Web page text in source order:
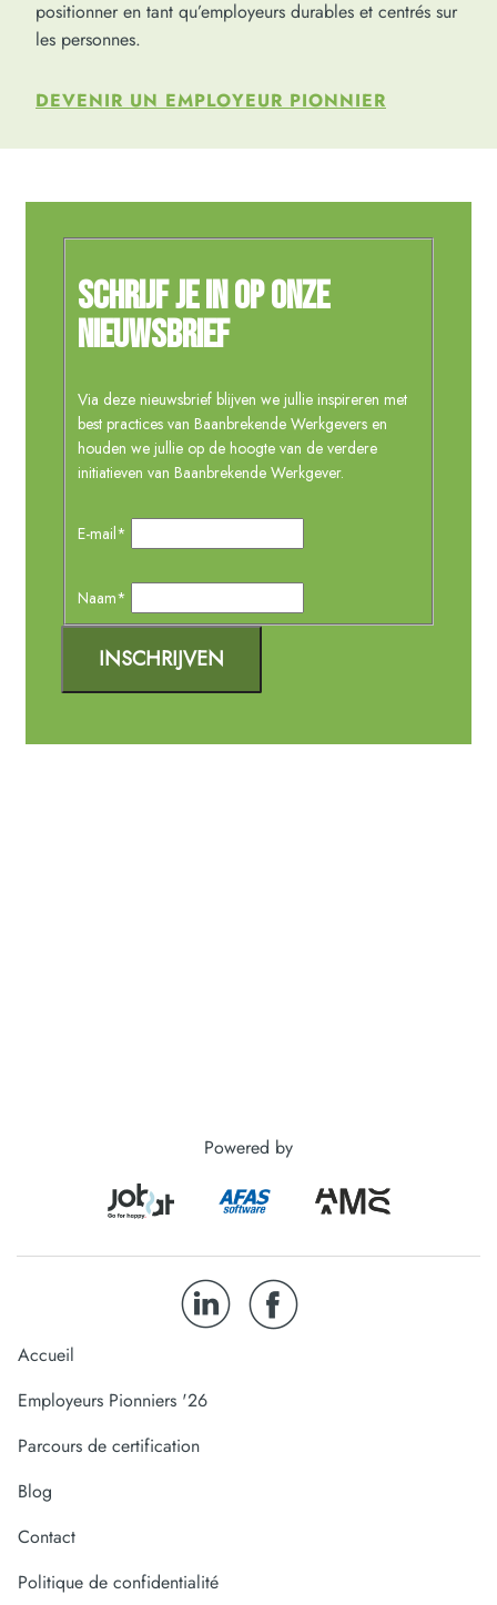
positionner en tant qu’employeurs durables et centrés sur
les personnes.
DEVENIR UN EMPLOYEUR PIONNIER
Powered by
Accueil
Employeurs Pionniers '26
Parcours de certification
Blog
Contact
Politique de confidentialité